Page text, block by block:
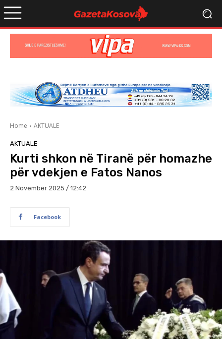
Home AKTUALE
AKTUALE
Kurti shkon në Tiranë për homazhe
për vdekjen e Fatos Nanos
2 November 2025 / 12:42
Facebook